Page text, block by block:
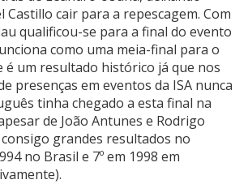
Castillo cair para a repescagem. Com
qualificou-se para a final do evento
como uma meia-final para o
é um resultado histórico já que nos
presenças em eventos da ISA nunca
tinha chegado a esta final na
de João Antunes e Rodrigo
grandes resultados no
no Brasil e 7º em 1998 em